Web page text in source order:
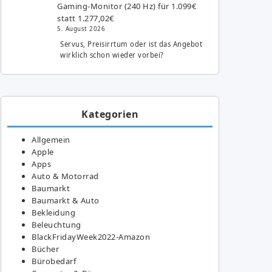
Gaming-Monitor (240 Hz) für 1.099€
statt 1.277,02€
5. August 2026
Servus, Preisirrtum oder ist das Angebot
wirklich schon wieder vorbei?
Kategorien
Allgemein
Apple
Apps
Auto & Motorrad
Baumarkt
Baumarkt & Auto
Bekleidung
Beleuchtung
BlackFridayWeek2022-Amazon
Bücher
Bürobedarf